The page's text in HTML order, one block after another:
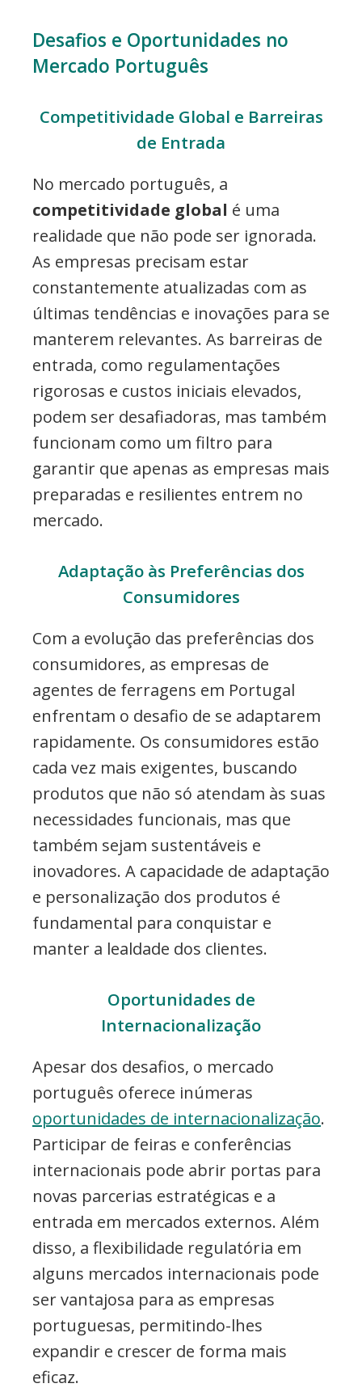
Desafios e Oportunidades no
Mercado Português
Competitividade Global e Barreiras
de Entrada
No mercado português, a
competitividade global é uma
realidade que não pode ser ignorada.
As empresas precisam estar
constantemente atualizadas com as
últimas tendências e inovações para se
manterem relevantes. As barreiras de
entrada, como regulamentações
rigorosas e custos iniciais elevados,
podem ser desafiadoras, mas também
funcionam como um filtro para
garantir que apenas as empresas mais
preparadas e resilientes entrem no
mercado.
Adaptação às Preferências dos
Consumidores
Com a evolução das preferências dos
consumidores, as empresas de
agentes de ferragens em Portugal
enfrentam o desafio de se adaptarem
rapidamente. Os consumidores estão
cada vez mais exigentes, buscando
produtos que não só atendam às suas
necessidades funcionais, mas que
também sejam sustentáveis e
inovadores. A capacidade de adaptação
e personalização dos produtos é
fundamental para conquistar e
manter a lealdade dos clientes.
Oportunidades de
Internacionalização
Apesar dos desafios, o mercado
português oferece inúmeras
oportunidades de internacionalização.
Participar de feiras e conferências
internacionais pode abrir portas para
novas parcerias estratégicas e a
entrada em mercados externos. Além
disso, a flexibilidade regulatória em
alguns mercados internacionais pode
ser vantajosa para as empresas
portuguesas, permitindo-lhes
expandir e crescer de forma mais
eficaz.